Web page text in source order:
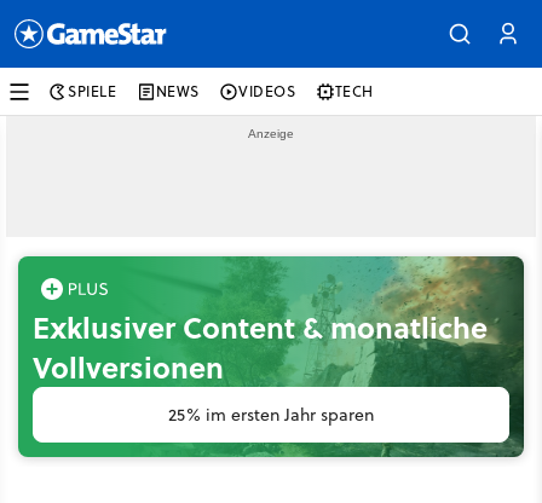
SPIELE NEWS VIDEOS TECH
Exklusiver Content & monatliche
Vollversionen
25% im ersten Jahr sparen